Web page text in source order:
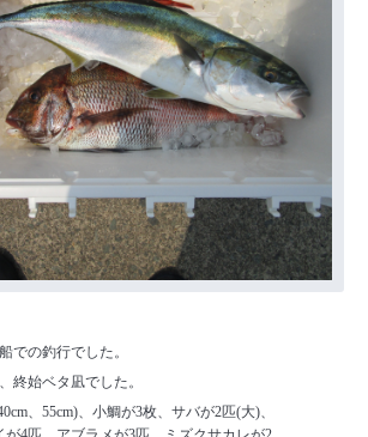
での釣行でした。
終始ベタ凪でした。
、55cm)、小鯛が3枚、サバが2匹(大)、